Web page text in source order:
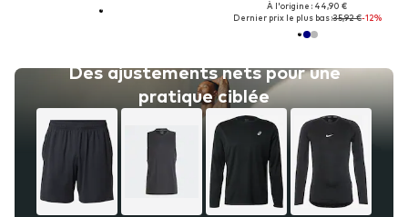
Des ajustements nets pour une
pratique ciblée
À l'origine : 44,90 €
Dernier prix le plus bas :35,92 €-12%